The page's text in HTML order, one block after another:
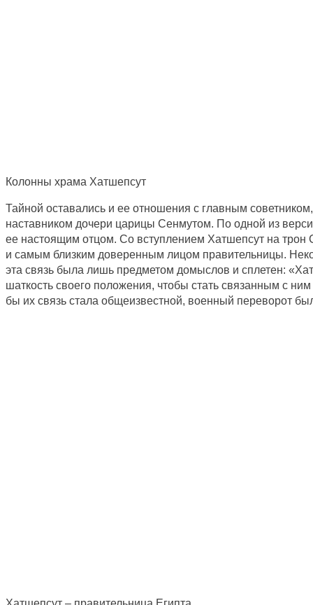
Колонны храма Хатшепсут
Тайной оставались и ее отношения с главным
наставником дочери царицы Сенмутом. По одной из
ее настоящим отцом. Со вступлением Хатшепсут на трон
и самым близким доверенным лицом правительницы.
эта связь была лишь предметом домыслов и сплетен:
шаткость своего положения, чтобы стать связанным с
бы их связь стала общеизвестной, военный переворот